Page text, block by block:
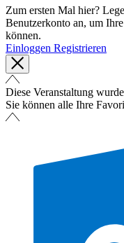
Zum ersten Mal hier?
Benutzerkonto an, um
können.
Einloggen Registrieren
Diese Veranstaltung
Sie können alle Ihre